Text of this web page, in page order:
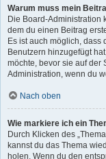
Warum muss mein
Die Board-Administration
dem du einen Beitrag
Es ist auch möglich, dass
Benutzern hinzugefügt
möchte, bevor sie auf der
Administration, wenn du
Nach oben
Wie markiere ich ein
Durch Klicken des
kannst du das Thema
holen. Wenn du den